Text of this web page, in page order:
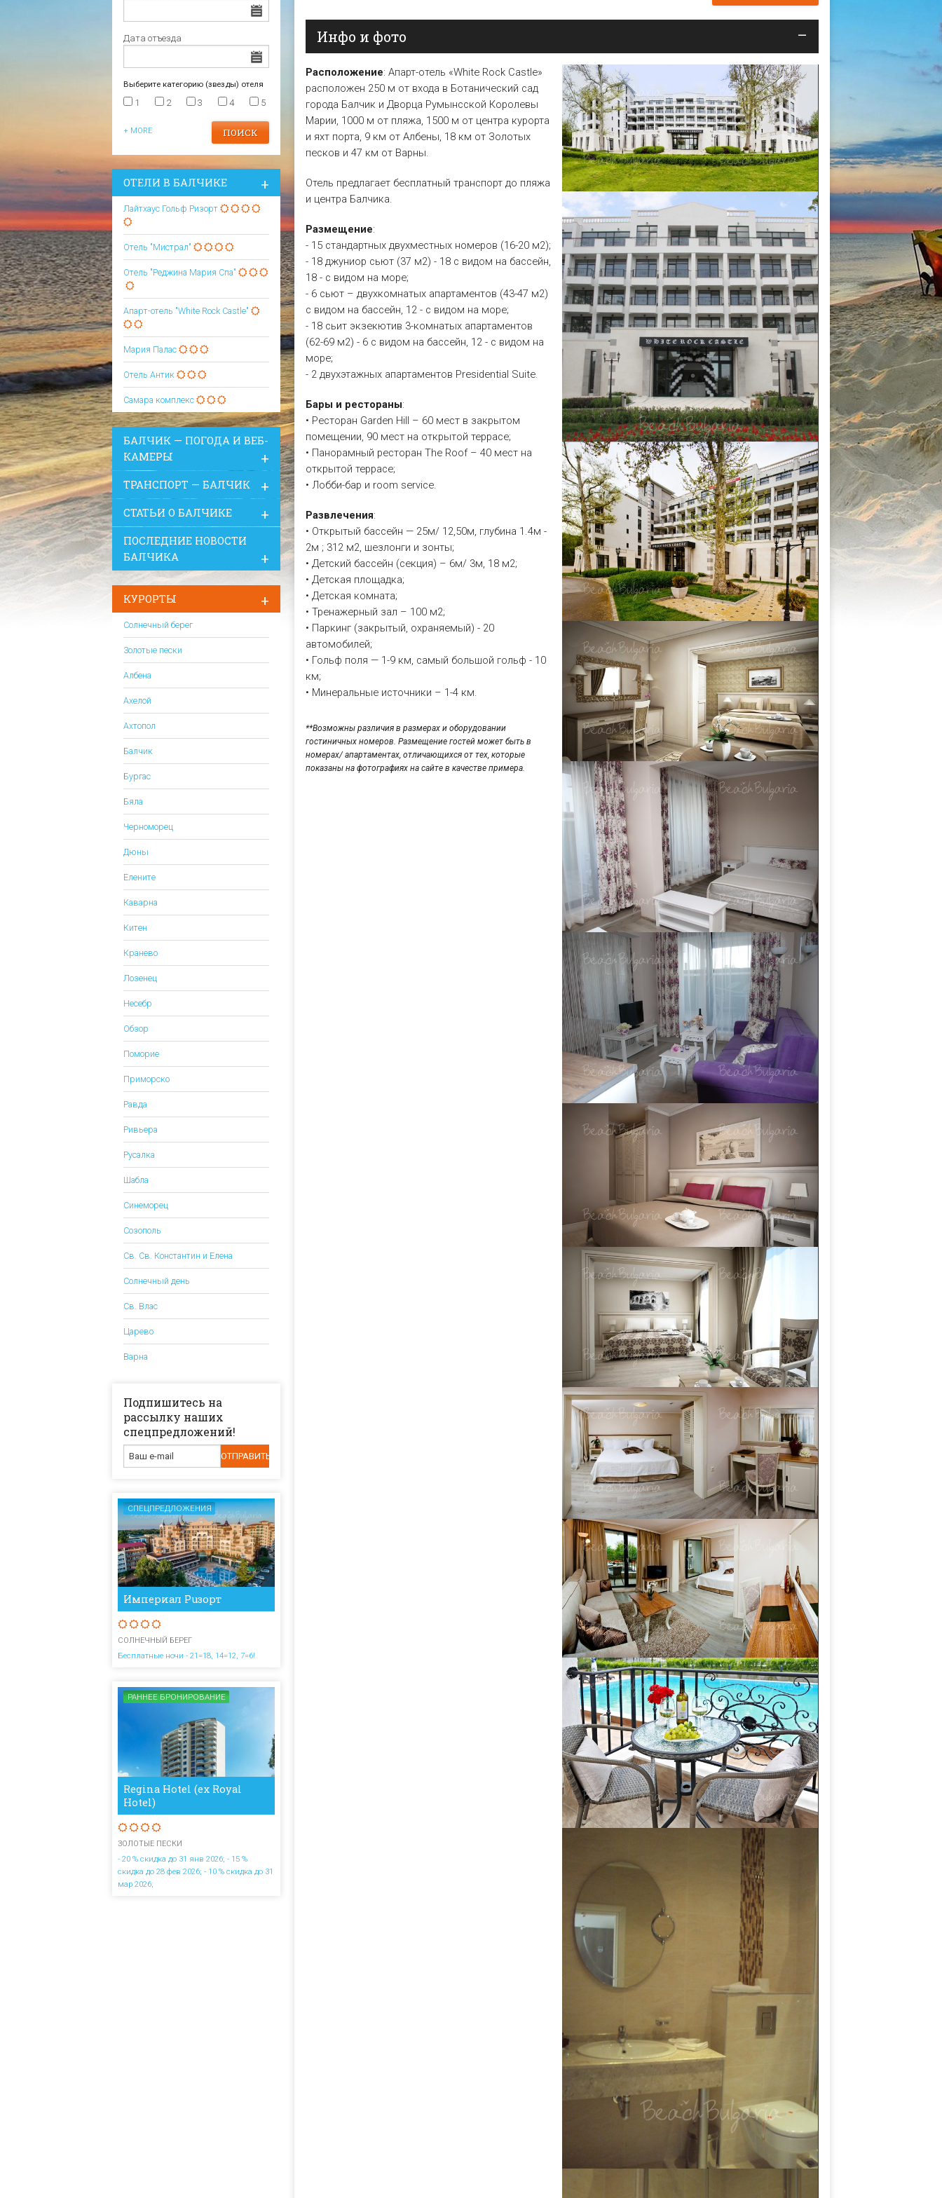
Варна
Св. Св. Константин иОтели в Св. Влас
Отели в Варне
Инфо и фото
Расположение: Апарт-отель «White Rock Castle»
расположен 250 м от входа в Ботанический сад
города Балчик и Дворца Румынсской Королевы
Марии, 1000 м от пляжа, 1500 м от центра курорта
и яхт порта, 9 км от Албены, 18 км от Золотых
песков и 47 км от Варны.
Отель предлагает бесплатный транспорт до пляжа
и центра Балчика.
Размещение:
- 15 стандартных двухместных номеров (16-20 м2);
- 18 джуниор сьют (37 м2) - 18 с видом на бассейн,
18 - с видом на море;
- 6 сьют – двухкомнатых апартаментов (43-47 м2)
с видом на бассейн, 12 - с видом на море;
- 18 сьит экзекютив 3-комнатых апартаментов
(62-69 м2) - 6 с видом на бассейн, 12 - с видом на
море;
- 2 двухэтажных апартаментов Presidential Suite.
Бары и рестораны:
• Ресторан Garden Hill – 60 мест в закрытом
помещении, 90 мест на открытой террасе;
• Панорамный ресторан The Roof – 40 мест на
открытой террасе;
• Лобби-бар и room service.
Развлечения:
• Открытый бассейн — 25м/ 12,50м, глубина 1.4м -
2м ; 312 м2, шезлонги и зонты;
• Детский бассейн (секция) – 6м/ 3м, 18 м2;
• Детская площадка;
• Детская комната;
• Тренажерный зал – 100 м2;
• Паркинг (закрытый, охраняемый) - 20
автомобилей;
• Гольф поля — 1-9 км, самый большой гольф - 10
км;
• Минеральные источники – 1-4 км.
**Возможны различия в размерах и оборудовании
гостиничных номеров. Размещение гостей может быть в
номерах/ апартаментах, отличающихся от тех, которые
показаны на фотографиях на сайте в качестве примера.
Дата отъезда
Выберите категорию (звезды) отеля
1 2 3 4 5
+ MORE
OТЕЛИ В БАЛЧИКЕ
Лайтхаус Гольф Ризорт
Отель "Мистрал"
Отель "Реджина Мария Спа"
Апарт-отель "White Rock Castle"
Мария Палас
Отель Антик
Самара комплекс
БАЛЧИК — ПОГОДА И ВЕБ-
КАМЕРЫ
ТРАНСПОРТ — БАЛЧИК
СТАТЬИ О БАЛЧИКЕ
ПОСЛЕДНИЕ НОВОСТИ
БАЛЧИКА
КУРОРТЫ
Солнечный берег
Золотые пески
Албена
Ахелой
Ахтопол
Балчик
Бургас
Бяла
Черноморец
Дюны
Елените
Каварна
Китен
Кранево
Лозенец
Несебр
Обзор
Поморие
Приморско
Равда
Ривьера
Русалка
Шабла
Синеморец
Созополь
Св. Св. Константин и Елена
Солнечный день
Св. Влас
Царево
Варна
Подпишитесь на
рассылку наших
спецпредложений!
СПЕЦПРЕДЛОЖЕНИЯ
Империал Рuзорт
СОЛНЕЧНЫЙ БЕРЕГ
Бесплатные ночи - 21=18, 14=12, 7=6!
РАННЕЕ БРОНИРОВАНИЕ
Regina Hotel (ex Royal
Hotel)
ЗОЛОТЫЕ ПЕСКИ
- 20 % скидка до 31 янв 2026; - 15 %
скидка до 28 фев 2026; - 10 % скидка до 31
мар 2026;